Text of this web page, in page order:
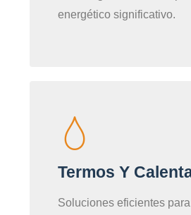
energético significativo.
Termos Y
Soluciones eficientes